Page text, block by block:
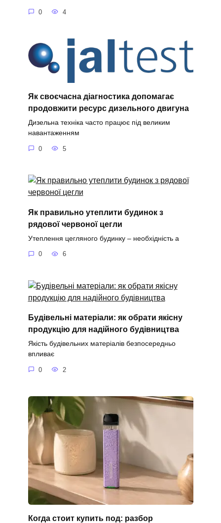
0 4
Як своєчасна діагностика допомагає
продовжити ресурс дизельного двигуна
Дизельна техніка часто працює під великим
навантаженням
0 5
Як правильно утеплити будинок з
рядової червоної цегли
Утеплення цегляного будинку – необхідність а
0 6
Будівельні матеріали: як обрати якісну
продукцію для надійного будівництва
Якість будівельних матеріалів безпосередньо
впливає
0 2
Когда стоит купить под: разбор